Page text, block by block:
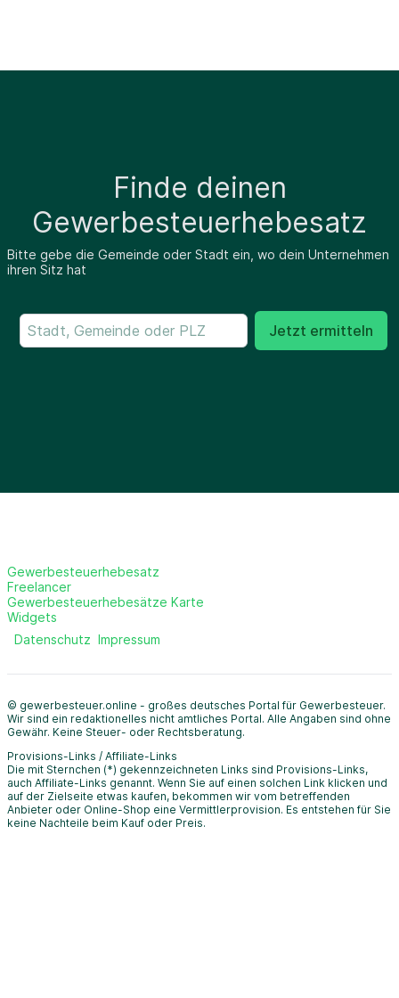
Finde deinen
Gewerbesteuerhebesatz
Bitte gebe die Gemeinde oder Stadt ein, wo dein Unternehmen
ihren Sitz hat
Jetzt ermitteln
Gewerbesteuerhebesatz
Freelancer
Gewerbesteuerhebesätze Karte
Widgets
Datenschutz Impressum
© gewerbesteuer.online - großes deutsches Portal für Gewerbesteuer.
Wir sind ein redaktionelles nicht amtliches Portal. Alle Angaben sind ohne
Gewähr. Keine Steuer- oder Rechtsberatung.
Provisions-Links / Affiliate-Links
Die mit Sternchen (*) gekennzeichneten Links sind Provisions-Links,
auch Affiliate-Links genannt. Wenn Sie auf einen solchen Link klicken und
auf der Zielseite etwas kaufen, bekommen wir vom betreffenden
Anbieter oder Online-Shop eine Vermittlerprovision. Es entstehen für Sie
keine Nachteile beim Kauf oder Preis.